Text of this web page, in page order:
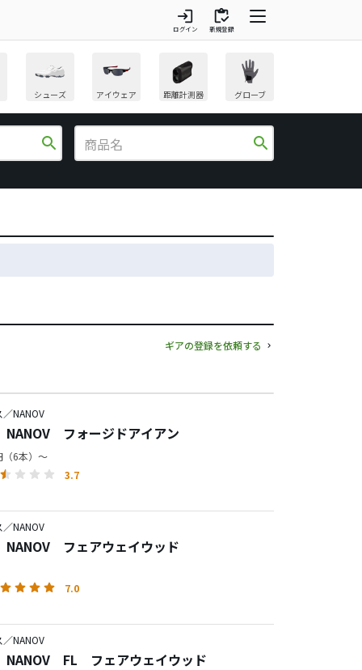
login
ログイン
inventory
新規登録
シューズ アイウェア 距離計測器 グローブ
search search
ギアの登録を依頼する
NANOV
フォージドアイアン
6本）～
3.7
NANOV
フェアウェイウッド
7.0
NANOV
FL フェアウェイウッド